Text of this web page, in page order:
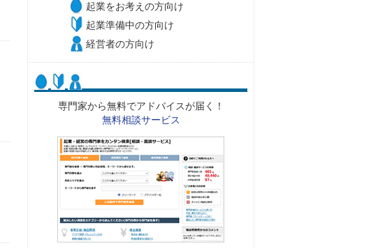
起業をお考えの方向け
起業準備中の方向け
経営者の方向け
専門家から無料でアドバイスが届く！
無料相談サービス